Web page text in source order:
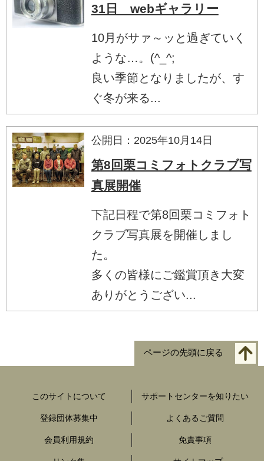
31日 webギャラリー
10月がサァ～ッと過ぎていく
ような…。(^_^;
良い季節となりましたが、す
ぐ冬が来る...
公開日：2025年10月14日
第8回栗コミフォトクラブ写
真展開催
下記日程で第8回栗コミフォト
クラブ写真展を開催しまし
た。
多くの皆様にご鑑賞頂き大変
ありがとうござい...
ページの先頭に戻る
このサイトについて サポートセンターを知りたい
登録団体募集中 よくあるご質問
会員利用規約 免責事項